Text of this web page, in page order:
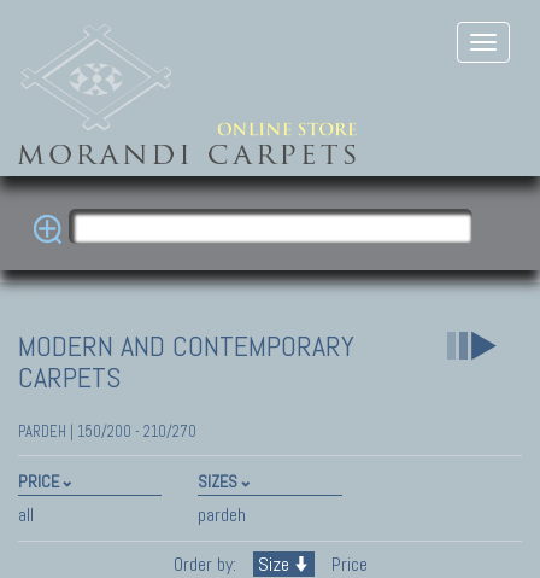
MODERN AND CONTEMPORARY
CARPETS
PARDEH | 150/200 - 210/270
PRICE
all
SIZES
pardeh
Order by:
Size Price